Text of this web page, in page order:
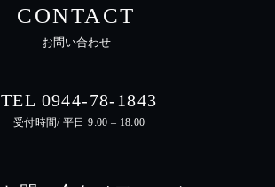
CONTACT
お問い合わせ
TEL 0944-78-1843
受付時間/ 平日 9:00 – 18:00